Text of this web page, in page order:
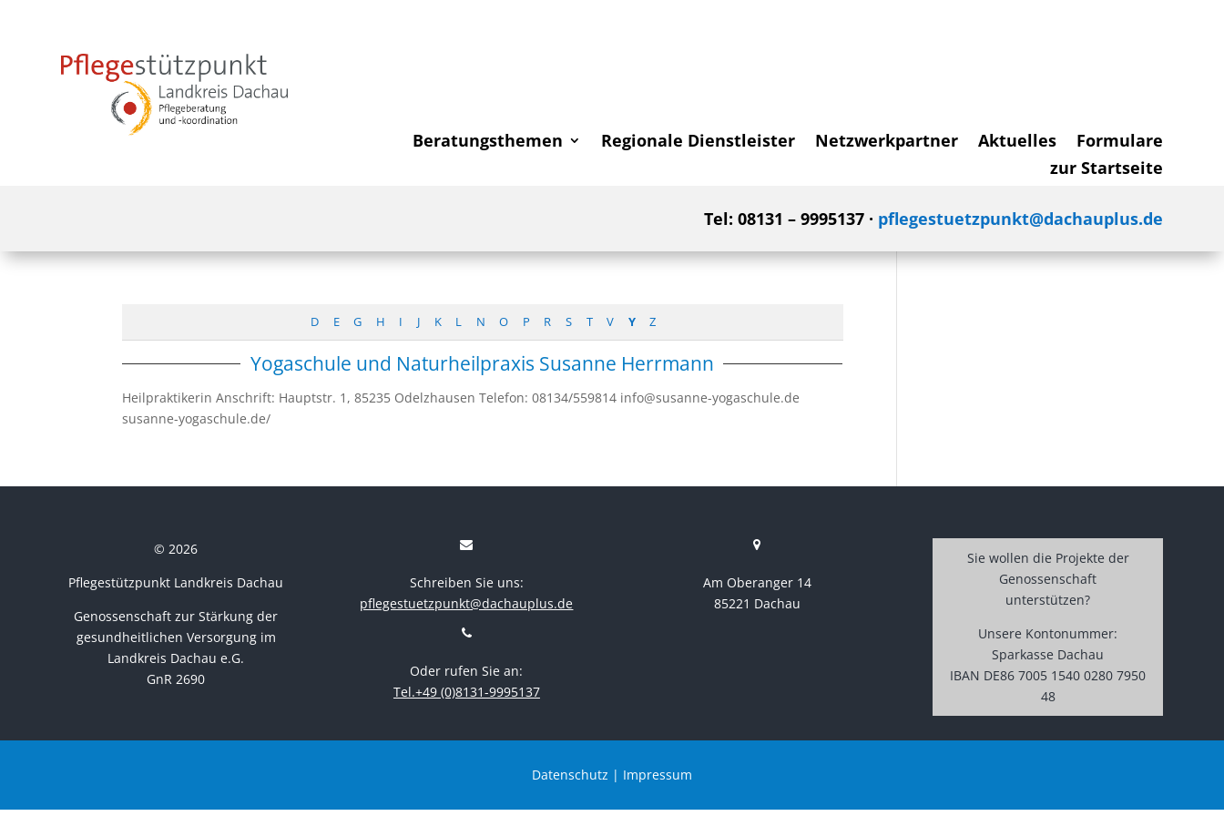
Beratungsthemen Regionale Dienstleister Netzwerkpartner Aktuelles
Formulare
zur Startseite
Tel: 08131 – 9995137 · pflegestuetzpunkt@dachauplus.de
D E G H I J K L N O P R S T V Y Z
Yogaschule und Naturheilpraxis Susanne Herrmann
Heilpraktikerin Anschrift: Hauptstr. 1, 85235 Odelzhausen Telefon: 08134/559814 info@susanne-yogaschule.de
susanne-yogaschule.de/
© 2026
Pflegestützpunkt Landkreis Dachau
Genossenschaft zur Stärkung der
gesundheitlichen Versorgung im
Landkreis Dachau e.G.
GnR 2690
Schreiben Sie uns:
pflegestuetzpunkt@dachauplus.de
Oder rufen Sie an:
Tel.+49 (0)8131-9995137
Am Oberanger 14
85221 Dachau
Sie wollen die Projekte der
Genossenschaft
unterstützen?
Unsere Kontonummer:
Sparkasse Dachau
IBAN DE86 7005 1540 0280 7950
48
Datenschutz | Impressum